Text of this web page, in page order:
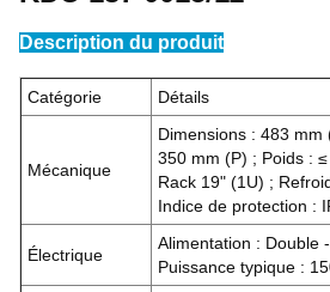
Description du produit
Catégorie Détails
Mécanique
Dimensions : 483
350 mm (P) ; Poids :
Rack 19" (1U) ;
Indice de protection :
Électrique
Alimentation : Double
Puissance typique :